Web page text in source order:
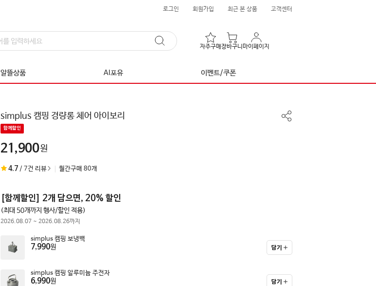
로그인 회원가입 최근 본 상품 고객센터
자주구매장바구니 마이페이지
알뜰상품 AI포유 이벤트/쿠폰
simplus 캠핑 경량롱 체어 아이보리
함께할인
21,900원
4.7 / 7건 리뷰 월간구매 80개
공
함께할인 2개 담으면, 20% 할인
(최대 50개까지 행사/할인 적용)
2026.08.07 ~ 2026.08.26까지
simplus 캠핑 보냉백
7,990원 담기
simplus 캠핑 알루미늄 주전자
6,990원 담기